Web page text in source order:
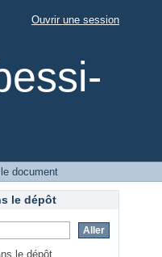
Ouvrir une session
document
le dépôt
le dépôt